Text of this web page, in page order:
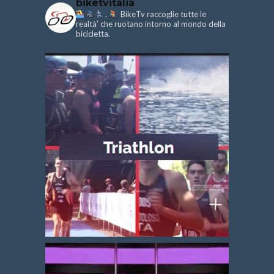
biketvitalia
.
BikeTv raccoglie tutte le
realtà’ che ruotano intorno al mondo della
bicicletta.